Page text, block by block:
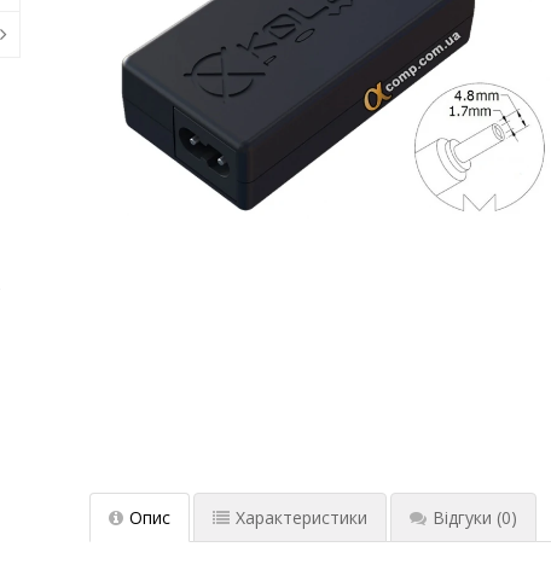
Опис Характеристики Відгуки (0)